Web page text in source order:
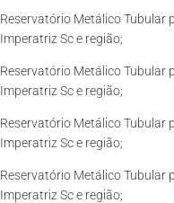
Reservatório Metálico Tubular
Imperatriz Sc e região;
Reservatório Metálico Tubular
Imperatriz Sc e região;
Reservatório Metálico Tubular
Imperatriz Sc e região;
Reservatório Metálico Tubular
Imperatriz Sc e região;